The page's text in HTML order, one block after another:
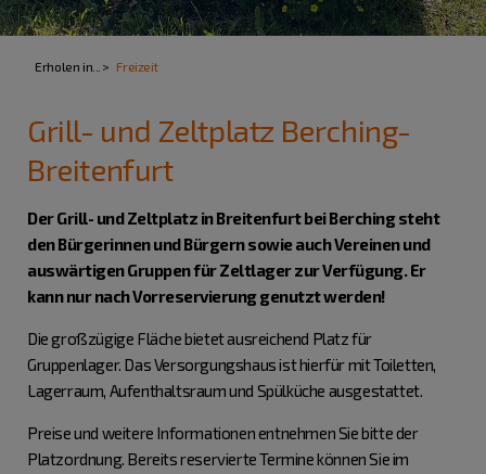
Erholen in... Freizeit
Grill- und Zeltplatz Berching-
Breitenfurt
Der Grill- und Zeltplatz in Breitenfurt bei Berching steht
den Bürgerinnen und Bürgern sowie auch Vereinen und
auswärtigen Gruppen für Zeltlager zur Verfügung. Er
kann nur nach Vorreservierung genutzt werden!
Die großzügige Fläche bietet ausreichend Platz für
Gruppenlager. Das Versorgungshaus ist hierfür mit Toiletten,
Lagerraum, Aufenthaltsraum und Spülküche ausgestattet.
Preise und weitere Informationen entnehmen Sie bitte der
Platzordnung. Bereits reservierte Termine können Sie im